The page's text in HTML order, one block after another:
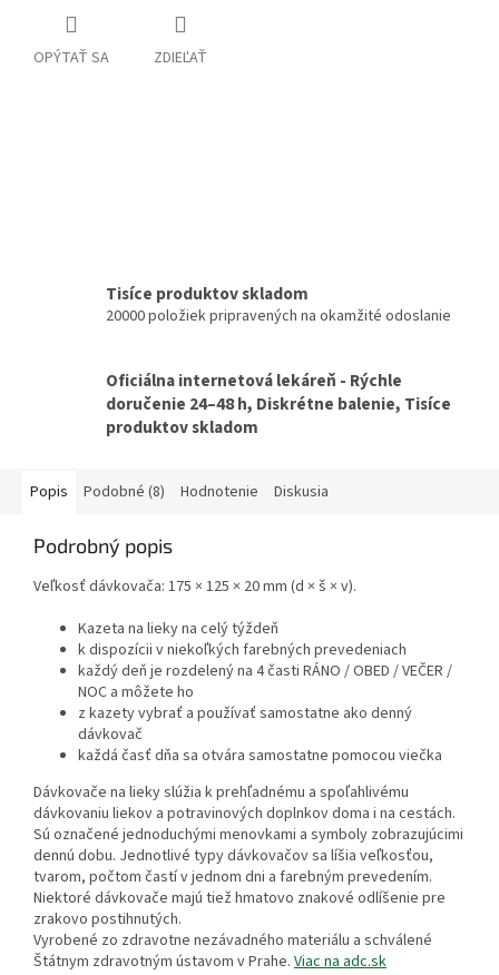
OPÝTAŤ SA ZDIEĽAŤ
Tisíce produktov skladom
20000 položiek pripravených na okamžité odoslanie
Oficiálna internetová lekáreň - Rýchle
doručenie 24–48 h, Diskrétne balenie, Tisíce
produktov skladom
Popis Podobné (8) Hodnotenie Diskusia
Podrobný popis
Veľkosť dávkovača: 175 × 125 × 20 mm (d × š × v).
Kazeta na lieky na celý týždeň
k dispozícii v niekoľkých farebných prevedeniach
každý deň je rozdelený na 4 časti RÁNO / OBED / VEČER /
NOC a môžete ho
z kazety vybrať a používať samostatne ako denný
dávkovač
každá časť dňa sa otvára samostatne pomocou viečka
Dávkovače na lieky slúžia k prehľadnému a spoľahlivému
dávkovaniu liekov a potravinových doplnkov doma i na cestách.
Sú označené jednoduchými menovkami a symboly zobrazujúcimi
dennú dobu. Jednotlivé typy dávkovačov sa líšia veľkosťou,
tvarom, počtom častí v jednom dni a farebným prevedením.
Niektoré dávkovače majú tiež hmatovo znakové odlíšenie pre
zrakovo postihnutých.
Vyrobené zo zdravotne nezávadného materiálu a schválené
Štátnym zdravotným ústavom v Prahe. Viac na adc.sk